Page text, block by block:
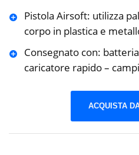
Pistola Airsoft: utilizza
corpo in plastica e
Consegnato con:
caricatore rapido –
ACQUISTA